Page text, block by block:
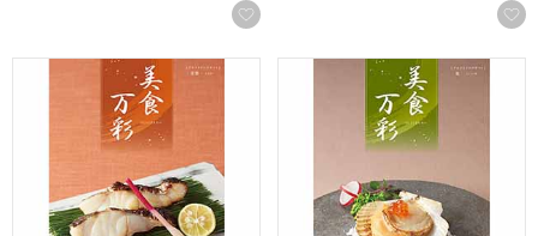
お気に入りに登録する
美食万彩 常磐(ときわ)【カタログギフト】【贈りものカタロ
美食万彩 鶯(うぐいす)【カ